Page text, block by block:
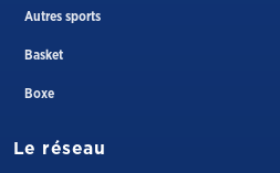
Autres sports
Basket
Boxe
Le réseau